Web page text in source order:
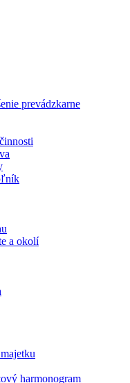
prevádzkarne
a okolí
harmonogram